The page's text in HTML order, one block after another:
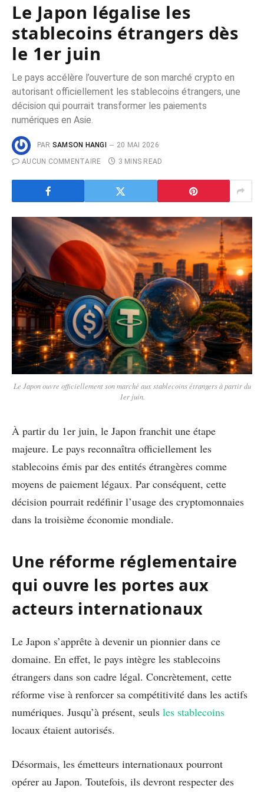
Le Japon légalise les
stablecoins étrangers dès
le 1er juin
Le pays accélère l’ouverture de son marché crypto en
autorisant officiellement les stablecoins étrangers, une
décision qui pourrait transformer les paiements
numériques en Asie.
PAR SAMSON HANGI
20 MAI 2026
AUCUN COMMENTAIRE
3 MINS READ
Le Japon ouvre officiellement son marché aux stablecoins étrangers à partir du
1er juin.
À partir du 1er juin, le Japon franchit une étape
majeure. Le pays reconnaîtra officiellement les
stablecoins émis par des entités étrangères comme
moyens de paiement légaux. Par conséquent, cette
décision pourrait redéfinir l’usage des cryptomonnaies
dans la troisième économie mondiale.
Une réforme réglementaire
qui ouvre les portes aux
acteurs internationaux
Le Japon s’apprête à devenir un pionnier dans ce
domaine. En effet, le pays intègre les stablecoins
étrangers dans son cadre légal. Concrètement, cette
réforme vise à renforcer sa compétitivité dans les actifs
numériques. Jusqu’à présent, seuls les stablecoins
locaux étaient autorisés.
Désormais, les émetteurs internationaux pourront
opérer au Japon. Toutefois, ils devront respecter des